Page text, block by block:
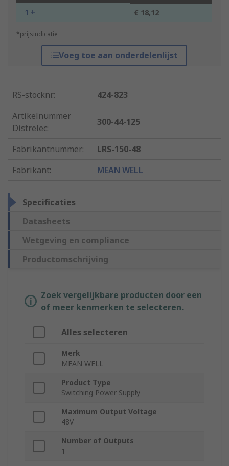
1 + € 18,12
*prijsindicatie
Voeg toe aan onderdelenlijst
RS-stocknr.:
424-823
Artikelnummer
Distrelec:
300-44-125
Fabrikantnummer:
LRS-150-48
Fabrikant: MEAN WELL
Specificaties
Datasheets
Wetgeving en compliance
Productomschrijving
Zoek vergelijkbare producten door een
of meer kenmerken te selecteren.
Alles selecteren
Merk
MEAN WELL
Product Type
Switching Power Supply
Maximum Output Voltage
48V
Number of Outputs
1